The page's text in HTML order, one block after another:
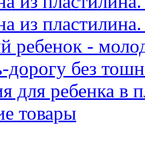
из
ребенок -
дорогу без
для ребенка в
товары